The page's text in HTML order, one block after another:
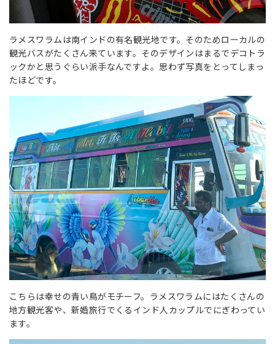
ラメスワラムは南インドの有名観光地です。そのためローカルの
観光バスがたくさん来ています。そのデザインはまるでデコトラ
ックかと思うぐらい派手なんですよ。思わず写真をとってしまっ
たほどです。
こちらは幸せの青い鳥がモチーフ。ラメスワラムにはたくさんの
地方観光客や、新婚旅行でくるインド人カップルでにぎわってい
ます。